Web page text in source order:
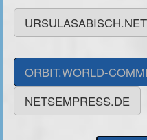
ORBIT.WORLD-
NETSEMPRESS.DE